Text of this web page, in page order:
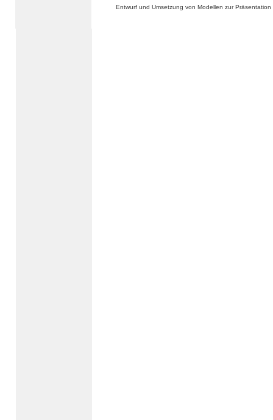
Entwurf und Umsetzung von Modellen zur